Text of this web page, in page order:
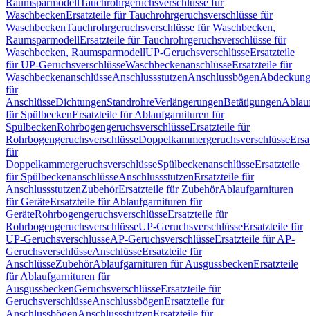
RaumsparmodellTauchrohrgeruchsverschlüsse für
WaschbeckenErsatzteile für Tauchrohrgeruchsverschlüsse für
WaschbeckenTauchrohrgeruchsverschlüsse für Waschbecken,
RaumsparmodellErsatzteile für Tauchrohrgeruchsverschlüsse für
Waschbecken, RaumsparmodellUP-GeruchsverschlüsseErsatzteile
für UP-GeruchsverschlüsseWaschbeckenanschlüsseErsatzteile für
WaschbeckenanschlüsseAnschlussstutzenAnschlussbögen
für
AnschlüsseDichtungenStandrohreVerlängerungenBetätigungen
für SpülbeckenErsatzteile für Ablaufgarnituren für
SpülbeckenRohrbogengeruchsverschlüsseErsatzteile für
RohrbogengeruchsverschlüsseDoppelkammergeruchsverschlüsse
für
DoppelkammergeruchsverschlüsseSpülbeckenanschlüsseErsatzteile
für SpülbeckenanschlüsseAnschlussstutzenErsatzteile für
AnschlussstutzenZubehörErsatzteile für ZubehörAblaufgarnituren
für GeräteErsatzteile für Ablaufgarnituren für
GeräteRohrbogengeruchsverschlüsseErsatzteile für
RohrbogengeruchsverschlüsseUP-GeruchsverschlüsseErsatzteile für
UP-GeruchsverschlüsseAP-GeruchsverschlüsseErsatzteile für AP-
GeruchsverschlüsseAnschlüsseErsatzteile für
AnschlüsseZubehörAblaufgarnituren für AusgussbeckenErsatzteile
für Ablaufgarnituren für
AusgussbeckenGeruchsverschlüsseErsatzteile für
GeruchsverschlüsseAnschlussbögenErsatzteile für
AnschlussbögenAnschlussstutzenErsatzteile für